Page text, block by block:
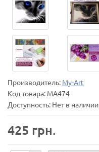
Производитель: My-Art
Код товара: MA474
Доступность: Нет в наличии
425 грн.